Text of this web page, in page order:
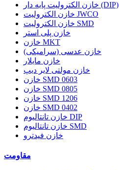
خازن الکترولیت پایه دار (DIP)
خازن الکترولیت JWCO
خازن الکترولیت SMD
خازن پلی استر
خازن MKT
خازن عدسی (سرامیکی)
خازن مایلار
خازن مولتی لایر دیپ
خازن SMD 0603
خازن SMD 0805
خازن SMD 1206
خازن SMD 0402
خازن تانتالیوم DIP
خازن تانتالیوم SMD
خازن فیدترو
مقاومت